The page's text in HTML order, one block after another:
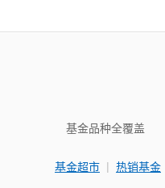
基金品种全覆盖
基金超市 | 热销基金